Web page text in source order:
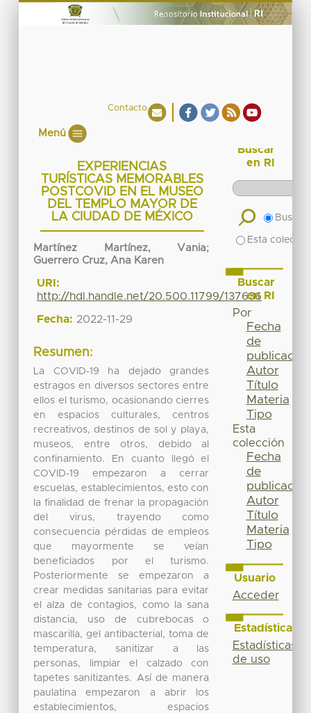
Contacto
Menú
EXPERIENCIAS
TURÍSTICAS MEMORABLES
POSTCOVID EN EL MUSEO
DEL TEMPLO MAYOR DE
LA CIUDAD DE MÉXICO
Martínez Martínez, Vania;
Guerrero Cruz, Ana Karen
URI:
http://hdl.handle.net/20.500.11799/137636
Fecha: 2022-11-29
Resumen:
La COVID-19 ha dejado grandes
estragos en diversos sectores entre
ellos el turismo, ocasionando cierres
en espacios culturales, centros
recreativos, destinos de sol y playa,
museos, entre otros, debido al
confinamiento. En cuanto llegó el
COVID-19 empezaron a cerrar
escuelas, establecimientos, esto con
la finalidad de frenar la propagación
del virus, trayendo como
consecuencia pérdidas de empleos
que mayormente se veían
beneficiados por el turismo.
Posteriormente se empezaron a
crear medidas sanitarias para evitar
el alza de contagios, como la sana
distancia, uso de cubrebocas o
mascarilla, gel antibacterial, toma de
temperatura, sanitizar a las
personas, limpiar el calzado con
tapetes sanitizantes. Así de manera
paulatina empezaron a abrir los
establecimientos, espacios
Buscar
en RI
Buscar
Esta
Buscar
en RI
Por
Fecha
de
publicación
Autor
Título
Materia
Tipo
Esta
colección
Fecha
de
publicación
Autor
Título
Materia
Tipo
Usuario
Acceder
Estadísticas
Estadísticas
de uso